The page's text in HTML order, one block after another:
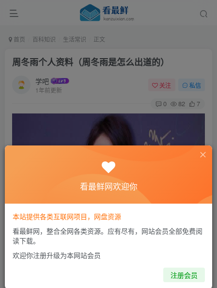
首页 百科知识 生活常识 正文
周冬雨个人资料（周冬雨是怎么出道的）
学吧
1年前更新
关注 私信
0 82 7
看最鲜网欢迎你
本站提供各类互联网项目，网盘资源
看最鲜网，整合全网各类资源。应有尽有，网站会员全部免费阅
读下载。
欢迎你注册升级为本网站会员
注册会员